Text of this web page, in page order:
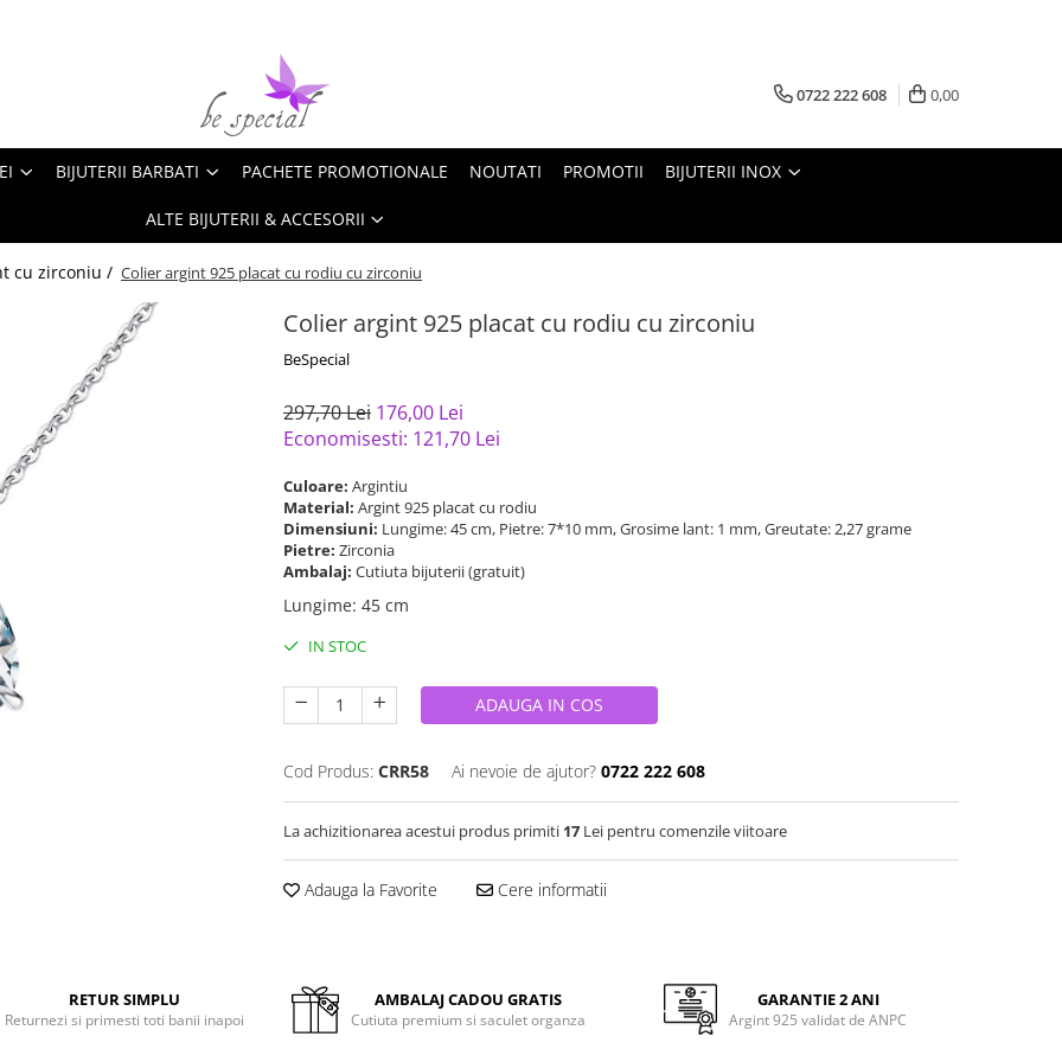
0722 222 608 0,00
BIJUTERII BARBATI PACHETE PROMOTIONALE NOUTATI PROMOTII BIJUTERII INOX
ALTE BIJUTERII & ACCESORII
cu zirconiu / Colier argint 925 placat cu rodiu cu zirconiu
Colier argint 925 placat cu rodiu cu zirconiu
BeSpecial
297,70 Lei 176,00 Lei
Economisesti: 121,70 Lei
Culoare: Argintiu
Material: Argint 925 placat cu rodiu
Dimensiuni: Lungime: 45 cm, Pietre: 7*10 mm, Grosime lant: 1 mm, Greutate: 2,27 grame
Pietre: Zirconia
Ambalaj: Cutiuta bijuterii (gratuit)
Lungime: 45 cm
IN STOC
ADAUGA IN COS
Cod Produs: CRR58 Ai nevoie de ajutor? 0722 222 608
La achizitionarea acestui produs primiti 17 Lei pentru comenzile viitoare
Adauga la Favorite Cere informatii
RETUR SIMPLU
Returnezi si primesti toti banii inapoi
AMBALAJ CADOU GRATIS
Cutiuta premium si saculet organza
GARANTIE 2 ANI
Argint 925 validat de ANPC